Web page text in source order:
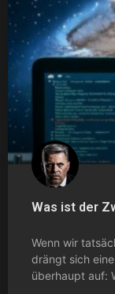
Was ist der
Wenn wir
drängt sich
überhaupt auf: